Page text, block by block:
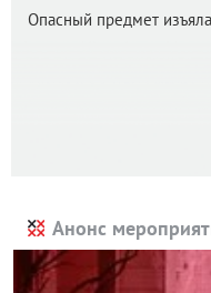
Опасный предмет
Анонс